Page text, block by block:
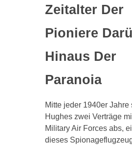
Zeitalter Der
Pioniere
Hinaus Der
Paranoia
Mitte jeder 1940er Jahre
Hughes zwei Verträge
Military Air Forces abs,
dieses